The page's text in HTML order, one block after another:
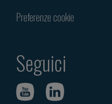
Preferenze cookie
Seguici